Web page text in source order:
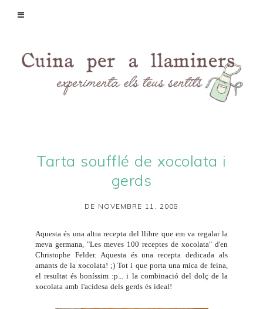
Tarta soufflé de xocolata i
gerds
DE NOVEMBRE 11, 2008
Aquesta és una altra recepta del llibre que em va regalar la
meva germana, "Les meves 100 receptes de xocolata" d'en
Christophe Felder. Aquesta és una recepta dedicada als
amants de la xocolata! ;) Tot i que porta una mica de feina,
el resultat és boníssim :p... i la combinació del dolç de la
xocolata amb l'acidesa dels gerds és ideal!